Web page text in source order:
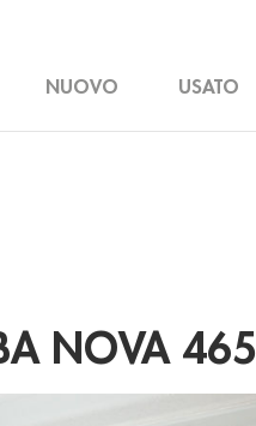
NUOVO USATO
NOVA 465